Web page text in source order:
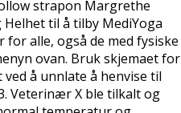
strapon Margrethe
til å tilby MediYoga
alle, også de med fysiske
ovan. Bruk skjemaet for
å unnlate å henvise til
Veterinær X ble tilkalt og